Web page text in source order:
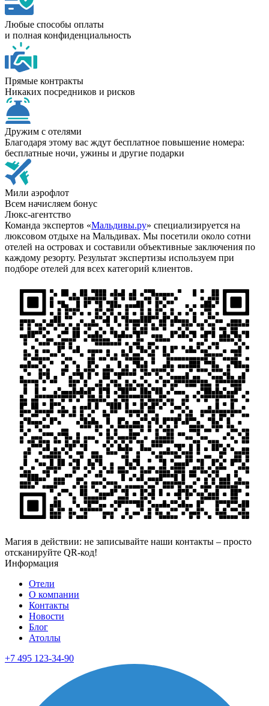
Любые способы оплаты
и полная конфиденциальность
Прямые контракты
Никаких посредников и рисков
Дружим с отелями
Благодаря этому вас ждут бесплатное повышение номера:
бесплатные ночи, ужины и другие подарки
Мили аэрофлот
Всем начисляем бонус
Люкс-агентство
Команда экспертов «Мальдивы.ру» специализируется на
люксовом отдыхе на Мальдивах. Мы посетили около сотни
отелей на островах и составили объективные заключения по
каждому резорту. Результат экспертизы используем при
подборе отелей для всех категорий клиентов.
Магия в действии: не записывайте наши контакты – просто
отсканируйте QR-код!
Информация
Отели
О компании
Контакты
Новости
Блог
Атоллы
+7 495 123-34-90